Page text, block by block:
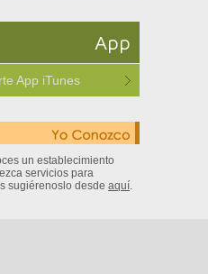
App
App iTunes
un establecimiento
servicios para
sugiérenoslo desde aquí.